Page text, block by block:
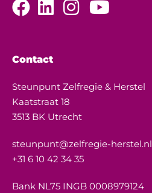
Contact
Steunpunt Zelfregie & Herstel
Kaatstraat 18
3513 BK Utrecht
steunpunt@zelfregie-herstel.nl
+31 6 10 42 34 35
Bank NL75 INGB 0008979124